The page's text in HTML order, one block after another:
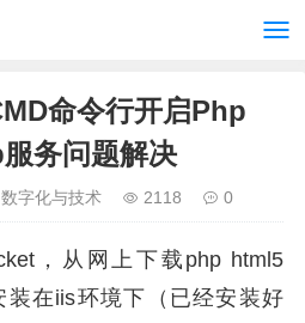
命令行开启Php
务问题解决
数字化与技术 2118 0
，从网上下载php html5
装在iis环境下（已经安装好